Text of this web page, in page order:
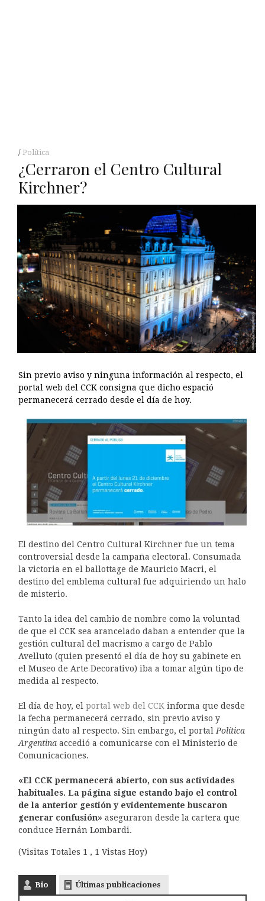
Política
¿Cerraron el Centro Cultural
Kirchner?
Sin previo aviso y ninguna información al respecto, el
portal web del CCK consigna que dicho espació
permanecerá cerrado desde el día de hoy.
El destino del Centro Cultural Kirchner fue un tema
controversial desde la campaña electoral. Consumada
la victoria en el ballottage de Mauricio Macri, el
destino del emblema cultural fue adquiriendo un halo
de misterio.
Tanto la idea del cambio de nombre como la voluntad
de que el CCK sea arancelado daban a entender que la
gestión cultural del macrismo a cargo de Pablo
Avelluto (quien presentó el día de hoy su gabinete en
el Museo de Arte Decorativo) iba a tomar algún tipo de
medida al respecto.
El día de hoy, el portal web del CCK informa que desde
la fecha permanecerá cerrado, sin previo aviso y
ningún dato al respecto. Sin embargo, el portal Política
Argentinaaccedió a comunicarse con el Ministerio de
Comunicaciones.
«El CCK permanecerá abierto, con sus actividades
habituales. La página sigue estando bajo el control
de la anterior gestión y evidentemente buscaron
generar confusión» aseguraron desde la cartera que
conduce Hernán Lombardi.
(Visitas Totales 1 , 1 Vistas Hoy)
Bio Últimas publicaciones